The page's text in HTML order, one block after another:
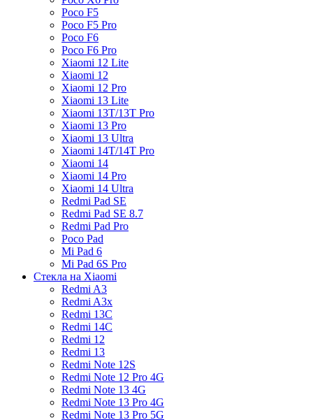
Poco F5
Poco F5 Pro
Poco F6
Poco F6 Pro
Xiaomi 12 Lite
Xiaomi 12
Xiaomi 12 Pro
Xiaomi 13 Lite
Xiaomi 13T/13T Pro
Xiaomi 13 Pro
Xiaomi 13 Ultra
Xiaomi 14T/14T Pro
Xiaomi 14
Xiaomi 14 Pro
Xiaomi 14 Ultra
Redmi Pad SE
Redmi Pad SE 8.7
Redmi Pad Pro
Poco Pad
Mi Pad 6
Mi Pad 6S Pro
Стекла на Xiaomi
Redmi A3
Redmi A3x
Redmi 13C
Redmi 14C
Redmi 12
Redmi 13
Redmi Note 12S
Redmi Note 12 Pro 4G
Redmi Note 13 4G
Redmi Note 13 Pro 4G
Redmi Note 13 Pro 5G